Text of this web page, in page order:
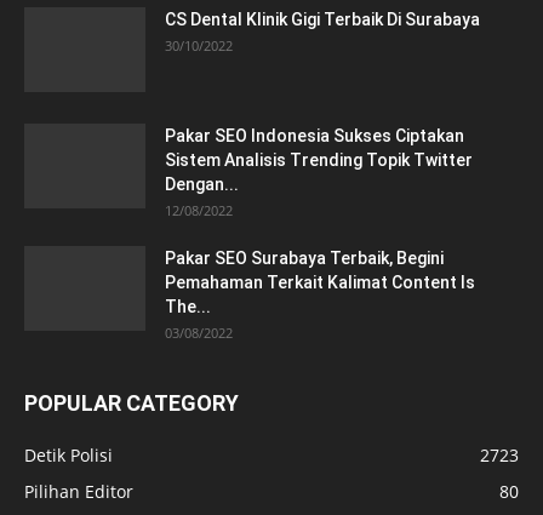
CS Dental Klinik Gigi Terbaik Di Surabaya
30/10/2022
Pakar SEO Indonesia Sukses Ciptakan
Sistem Analisis Trending Topik Twitter
Dengan...
12/08/2022
Pakar SEO Surabaya Terbaik, Begini
Pemahaman Terkait Kalimat Content Is
The...
03/08/2022
POPULAR CATEGORY
Detik Polisi
2723
Pilihan Editor
80